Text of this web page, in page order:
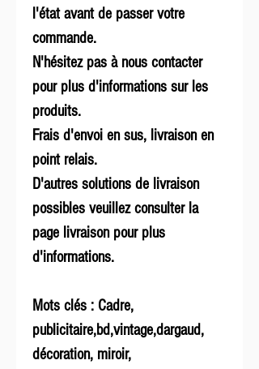
l'état avant de passer votre
commande.
N'hésitez pas à nous contacter
pour plus d'informations sur les
produits.
Frais d'envoi en sus, livraison en
point relais.
D'autres solutions de livraison
possibles veuillez consulter la
page livraison pour plus
d'informations.
Mots clés : Cadre,
publicitaire,bd,vintage,dargaud,
décoration, miroir,